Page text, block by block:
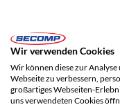
Wir verwenden Cookies
Wir können diese zur
Webseite zu verbessern,
großartiges Webseiten-
uns verwendeten Cookies